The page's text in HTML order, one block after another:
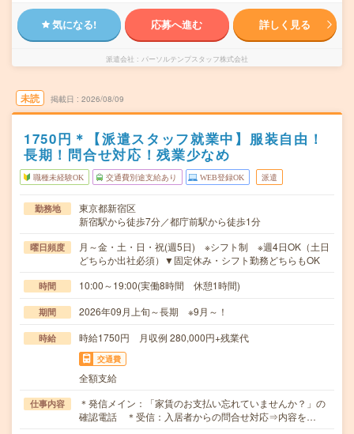
気になる! 応募へ進む 詳しく見る
派遣会社 パーソルテンプスタッフ株式会社
未読 掲載日 2026/08/09
1750円＊【派遣スタッフ就業中】服装自由！
長期！問合せ対応！残業少なめ
職種未経験OK 交通費別途支給あり WEB登録OK 派遣
勤務地
東京都新宿区
新宿駅から徒歩7分／都庁前駅から徒歩1分
曜日頻度
月～金・土・日・祝(週5日) ※シフト制 ※週4日OK（土日
どちらか出社必須）▼固定休み・シフト勤務どちらもOK
時間 10:00～19:00(実働8時間 休憩1時間)
期間 2026年09月上旬～長期 ※9月～！
時給 時給1750円 月収例 280,000円+残業代
交通費
全額支給
仕事内容
＊発信メイン：「家賃のお支払い忘れていませんか？」の
確認電話 ＊受信：入居者からの問合せ対応⇒内容を…